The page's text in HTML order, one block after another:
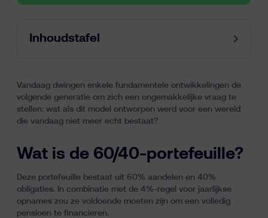
Inhoudstafel
Vandaag dwingen enkele fundamentele ontwikkelingen de
volgende generatie om zich een ongemakkelijke vraag te
stellen: wat als dit model ontworpen werd voor een wereld
die vandaag niet meer echt bestaat?
Wat is de 60/40-portefeuille?
Deze portefeuille bestaat uit 60% aandelen en 40%
obligaties. In combinatie met de 4%-regel voor jaarlijkse
opnames zou ze voldoende moeten zijn om een volledig
pensioen te financieren.